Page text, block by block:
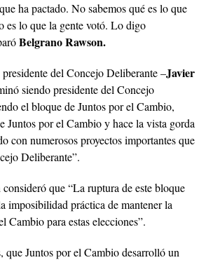
ha pactado. No sabemos qué es lo que
es lo que la gente votó. Lo digo
Belgrano Rawson.
del Concejo Deliberante –Javier
siendo presidente del Concejo
el bloque de Juntos por el Cambio,
Juntos por el Cambio y hace la vista gorda
con numerosos proyectos importantes que
Deliberante”.
consideró que “La ruptura de este bloque
imposibilidad práctica de mantener la
Cambio para estas elecciones”.
que Juntos por el Cambio desarrolló un